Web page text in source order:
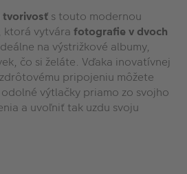
tvorivosť s touto modernou
ktorá vytvára fotografie v dvoch
na výstrižkové albumy,
čo si želáte. Vďaka inovatívnej
pripojeniu môžete
výtlačky priamo zo svojho
a uvoľniť tak uzdu svoju